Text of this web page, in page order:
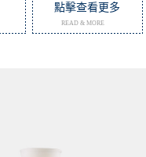
點擊查看更多
READ & MORE